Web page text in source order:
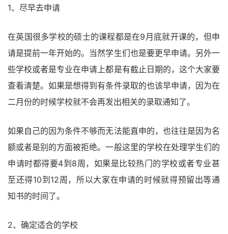
1、尽早去申请
在英国很多学校的硕士的课程都是在9月底就开课的，但申
请是提前一年开始的。当然学生们也是要更早申请。另外一
些学校或者是专业在申请上都是有截止日期的，这个大家要
查看清楚。如果是想得到有条件录取的也该早申请，因为在
二月份的时候学校就不会再发出相关的录取通知了。
如果自己的因为条件不够而无法能直申的，也往往是因为名
额或者是别的方面被拒绝。一般这里的学校在处理学生们的
申请时都得要4到8周，如果是比较热门的学校或者专业甚
至还得10到12周，所以大家在申请的时候就得预留出等通
知书的时间了。
2、确定适合的学校